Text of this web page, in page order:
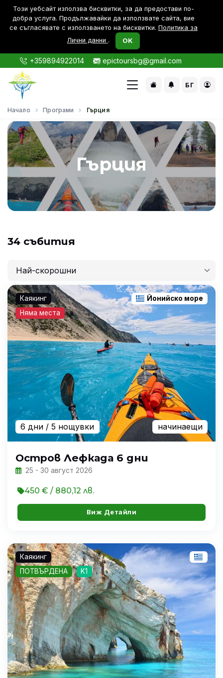
Този уебсайт използва бисквитки, за да предостави по-
дoбра услуга. Продължавайки да използвате сайта, вие
се съгласявате с използването на бисквитки. Политика за
Лични данни . OK
+359894922014 epictoursbg@gmail.com
БГ
Начало Програми Гърция
Гърция
34 събития
Най-скорошни
Най-скорошни
Най-ниска цена
Най-висока цена
Най-продължителни
Каякинг
Йонийско море
Няма места
6 дни / 5 нощувки начинаещи
Остров Лефкада 6 дни
25 - 30 август 2026
450 € / 880,12 лв.
Виж Детайли
Каякинг
ПОТВЪРДЕНА
K1